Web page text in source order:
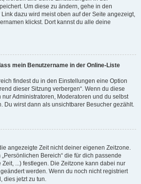
Um diese zu ändern, gehe in den
Link dazu wird meist oben auf der Seite angezeigt,
klickst. Dort kannst du alle deine
mein Benutzername in der Online-Liste
findest du in den Einstellungen eine Option
dieser Sitzung verbergen“. Wenn du diese
Administratoren, Moderatoren und du selbst
Du wirst dann als unsichtbarer Besucher gezählt.
angezeigte Zeit nicht deiner eigenen Zeitzone.
Bereich“ die für dich passende
...) festlegen. Die Zeitzone kann dabei nur
werden. Wenn du noch nicht registriert
dies jetzt zu tun.